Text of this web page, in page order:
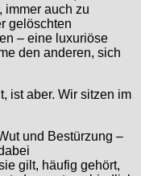
immer auch zu
gelöschten
– eine luxuriöse
den anderen, sich
ist aber. Wir sitzen im
und Bestürzung –
gilt, häufig gehört,